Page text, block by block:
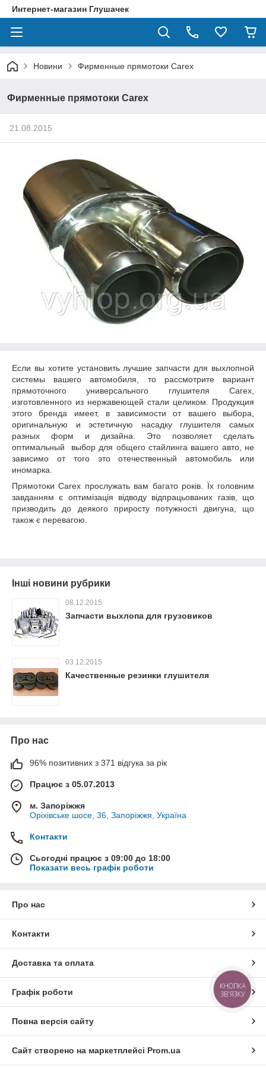
Интернет-магазин Глушачек
Новини Фирменные прямотоки Carex
Фирменные прямотоки Carex
21.08.2015
Если вы хотите установить лучшие запчасти для выхлопной
системы вашего автомобиля, то рассмотрите вариант
прямоточного универсального глушителя Carex,
изготовленного из нержавеющей стали целиком. Продукция
этого бренда имеет, в зависимости от вашего выбора,
оригинальную и эстетичную насадку глушителя самых
разных форм и дизайна. Это позволяет сделать
оптимальный выбор для общего стайлинга вашего авто, не
зависимо от того это отечественный автомобиль или
иномарка.
Прямотоки Carex прослужать вам багато років. Їх головним
завданням є оптимізація відводу відпрацьованих газів, що
призводить до деякого приросту потужності двигуна, що
також є перевагою.
Інші новини рубрики
08.12.2015
Запчасти выхлопа для грузовиков
03.12.2015
Качественные резинки глушителя
Про нас
96% позитивних з 371 відгука за рік
Працює з 05.07.2013
м. Запоріжжя
Оріхівське шосе, 36, Запоріжжя, Україна
Контакти
Сьогодні працює з 09:00 до 18:00
Показати весь графік роботи
Про нас
Контакти
Доставка та оплата
Графік роботи
Повна версія сайту
Сайт створено на маркетплейсі Prom.ua
КНОПКА
ЗВ'ЯЗКУ